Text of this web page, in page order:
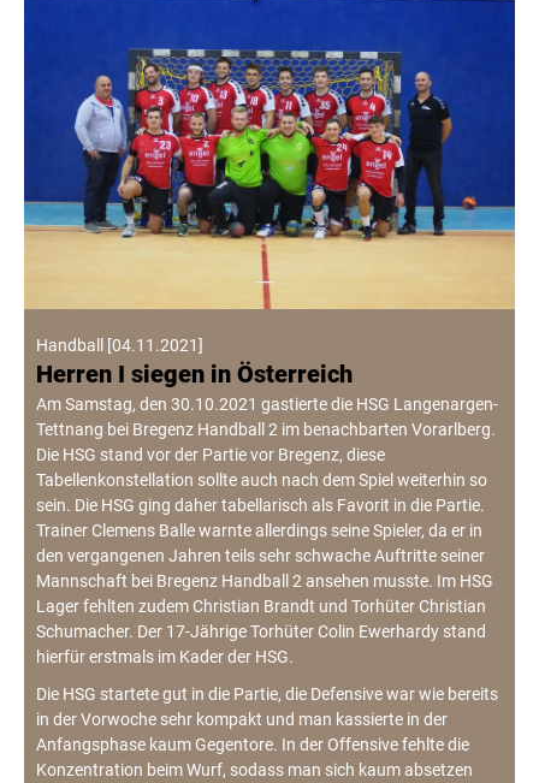
Handball [04.11.2021]
Herren I siegen in Österreich
Am Samstag, den 30.10.2021 gastierte die HSG Langenargen-
Tettnang bei Bregenz Handball 2 im benachbarten Vorarlberg.
Die HSG stand vor der Partie vor Bregenz, diese
Tabellenkonstellation sollte auch nach dem Spiel weiterhin so
sein. Die HSG ging daher tabellarisch als Favorit in die Partie.
Trainer Clemens Balle warnte allerdings seine Spieler, da er in
den vergangenen Jahren teils sehr schwache Auftritte seiner
Mannschaft bei Bregenz Handball 2 ansehen musste. Im HSG
Lager fehlten zudem Christian Brandt und Torhüter Christian
Schumacher. Der 17-Jährige Torhüter Colin Ewerhardy stand
hierfür erstmals im Kader der HSG.
Die HSG startete gut in die Partie, die Defensive war wie bereits
in der Vorwoche sehr kompakt und man kassierte in der
Anfangsphase kaum Gegentore. In der Offensive fehlte die
Konzentration beim Wurf, sodass man sich kaum absetzen